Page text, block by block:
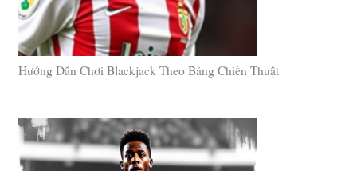
Hướng Dẫn Chơi Blackjack Theo Bảng Chiến Thuật